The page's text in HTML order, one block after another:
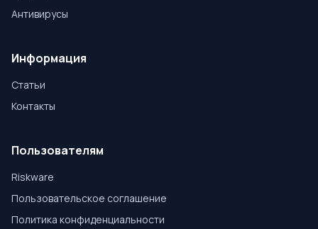
Антивирусы
Информация
Статьи
Контакты
Пользователям
Riskware
Пользовательское соглашение
Политика конфиденциальности